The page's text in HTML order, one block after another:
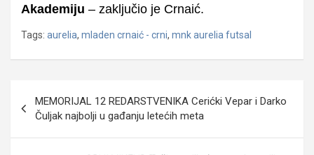
Akademiju – zaključio je Crnaić.
Tags: aurelia, mladen crnaić - crni, mnk aurelia futsal
objava
MEMORIJAL 12 REDARSTVENIKA Cerićki Vepar i Darko
Čuljak najbolji u gađanju letećih meta